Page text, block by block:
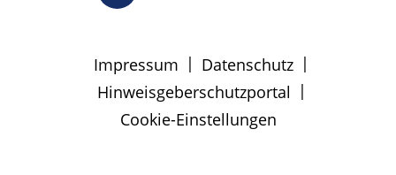
Impressum | Datenschutz |
Hinweisgeberschutzportal |
Cookie-Einstellungen